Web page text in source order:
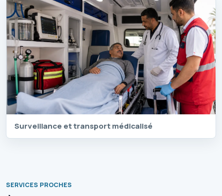
Surveillance et transport médicalisé
SERVICES PROCHES